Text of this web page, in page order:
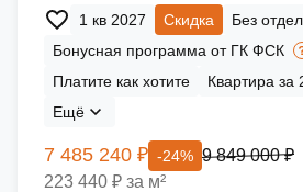
1 кв 2027 Скидка
Без
Бонусная программа от ГК ФСК
Платите как хотите
Квартира за
Ещё
7 485 240 ₽ -24% 9 849 000 ₽
223 440 ₽ за м²